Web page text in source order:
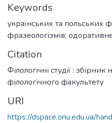
Keywords
українських та польських
фразеологізмів,
Citation
Філологічні студії :
філологічного факультету
URI
https://dspace.onu.edu.ua/